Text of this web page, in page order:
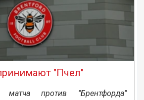
"Пчел"
против "Брентфорда"